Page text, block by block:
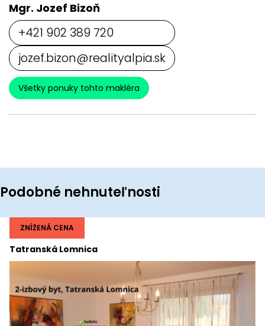
Mgr. Jozef Bizoň
+421 902 389 720
jozef.bizon@realityalpia.sk
Všetky ponuky tohto makléra
Podobné nehnuteľnosti
Tatranská Lomnica
ZNÍŽENÁ CENA